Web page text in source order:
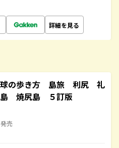
詳細を見る
の歩き方 島旅 利尻 礼
焼尻島 ５訂版
売